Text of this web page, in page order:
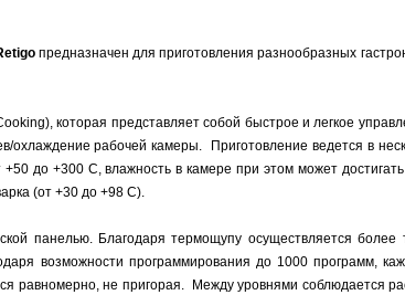
предназначен для приготовления разнообразных
которая представляет собой быстрое и легкое
охлаждение рабочей камеры. Приготовление ведется в
до +300 С, влажность в камере при этом может
(от +30 до +98 С).
панелью. Благодаря термощупу осуществляется
возможности программирования до 1000 программ,
равномерно, не пригорая. Между уровнями соблюдается